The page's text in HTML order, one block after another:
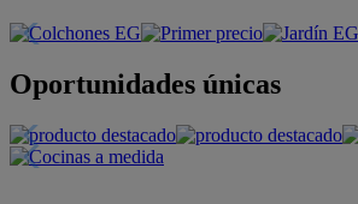
Oportunidades únicas